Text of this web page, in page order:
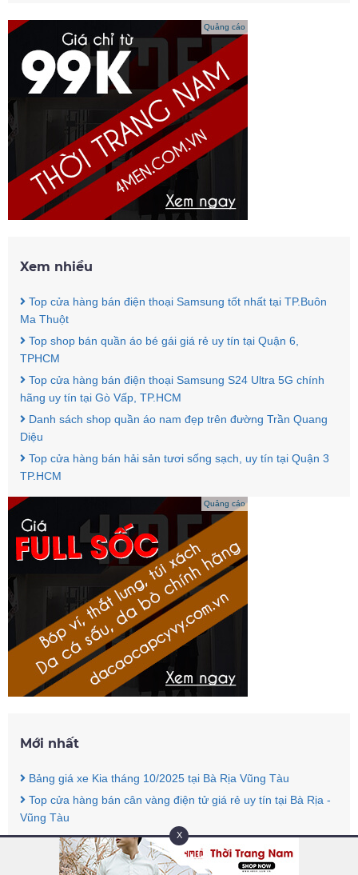
Quảng cáo
Xem nhiều
Top cửa hàng bán điện thoại Samsung tốt nhất tại TP.Buôn
Ma Thuột
Top shop bán quần áo bé gái giá rẻ uy tín tại Quận 6,
TPHCM
Top cửa hàng bán điện thoại Samsung S24 Ultra 5G chính
hãng uy tín tại Gò Vấp, TP.HCM
Danh sách shop quần áo nam đẹp trên đường Trần Quang
Diệu
Top cửa hàng bán hải sản tươi sống sạch, uy tín tại Quận 3
TP.HCM
Quảng cáo
Mới nhất
Bảng giá xe Kia tháng 10/2025 tại Bà Rịa Vũng Tàu
Top cửa hàng bán cân vàng điện tử giá rẻ uy tín tại Bà Rịa -
Vũng Tàu
Top cửa hàng bán cân vàng điện tử giá rẻ uy tín tại Bình
X